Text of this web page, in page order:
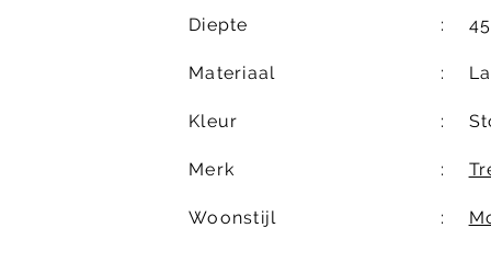
Diepte
Materiaal
Kleur
Merk
Woonstijl